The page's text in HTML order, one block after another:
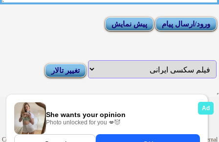
Rules Moderator List
Sexy Pictures Archive | Adult Forums
Copyright © 2009-2025 . Looti Forums is not responsible for the content of external